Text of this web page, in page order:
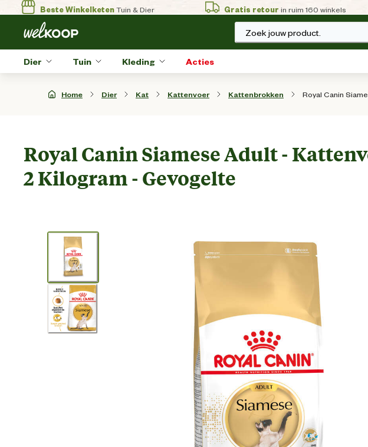
Beste WinkelketenTuin & Dier Gratis retour in ruim 160 winkels
Zoek jouw product.
Dier Tuin Kleding Acties
Home Dier Kat Kattenvoer Kattenbrokken Royal Canin
Royal Canin Siamese Adult -
2 Kilogram - Gevogelte